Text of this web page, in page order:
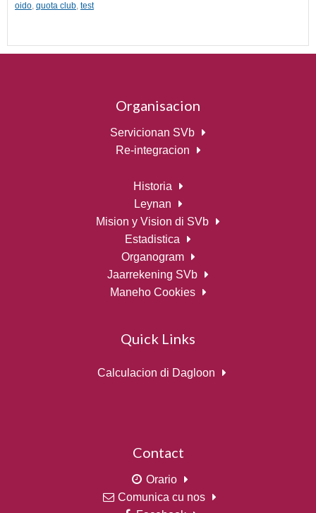
oido, quota club, test
Organisacion
Servicionan SVb
Re-integracion
Historia
Leynan
Mision y Vision di SVb
Estadistica
Organogram
Jaarrekening SVb
Maneho Cookies
Quick Links
Calculacion di Dagloon
Contact
Orario
Comunica cu nos